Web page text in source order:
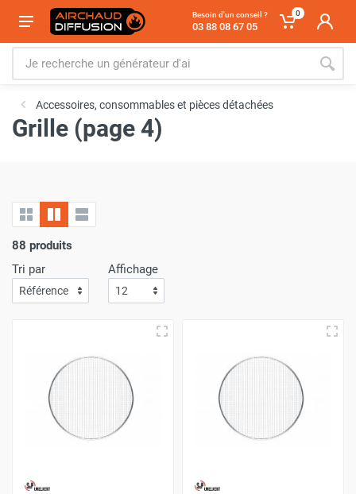
Besoin d'un conseil ?
03 88 08 67 05
0
Accessoires, consommables et pièces détachées
Grille (page 4)
88 produits
Tri par
Affichage